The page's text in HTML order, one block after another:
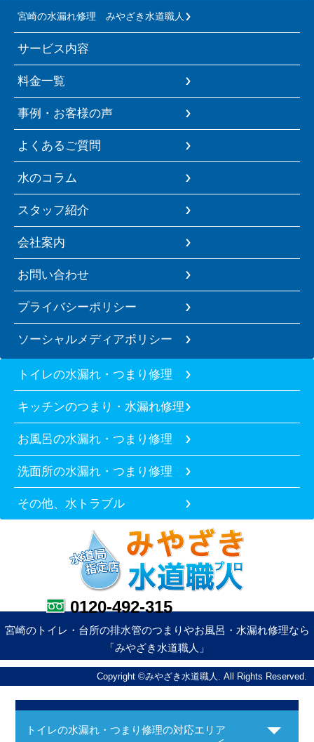
宮崎の水漏れ修理 みやざき水道職人
サービス内容
料金一覧
事例・お客様の声
よくあるご質問
水のコラム
スタッフ紹介
会社案内
お問い合わせ
プライバシーポリシー
ソーシャルメディアポリシー
トイレの水漏れ・つまり修理
キッチンのつまり・水漏れ修理
お風呂の水漏れ・つまり修理
洗面所の水漏れ・つまり修理
その他、水トラブル
0120-492-315
宮崎のトイレ・台所の排水管のつまりやお風呂・水漏れ修理なら
「みやざき水道職人」
Copyright ©みやざき水道職人. All Rights Reserved.
トイレの水漏れ・つまり修理の対応エリア